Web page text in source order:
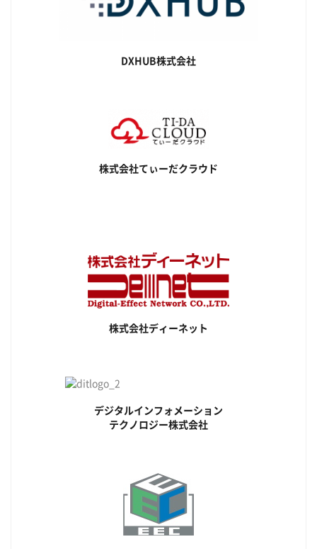
DXHUB株式会社
株式会社てぃーだクラウド
株式会社ディーネット
デジタルインフォメーション
テクノロジー株式会社